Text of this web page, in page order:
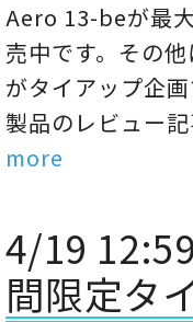
Aero 13-beが最
売中です。その
がタイアップ企
製品のレビュー
more
4/19
間限定タ